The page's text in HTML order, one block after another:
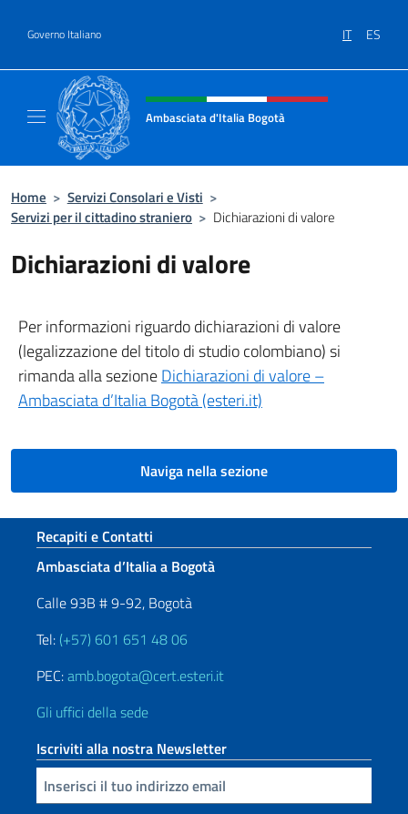
Governo Italiano IT ES
Intestazione sito, social e menù
Ambasciata d'Italia Bogotà
Home > Servizi Consolari e Visti >
Servizi per il cittadino straniero > Dichiarazioni di valore
Dichiarazioni di valore
Per informazioni riguardo dichiarazioni di valore
(legalizzazione del titolo di studio colombiano) si
rimanda alla sezioneDichiarazioni di valore –
Ambasciata d’Italia Bogotà (esteri.it)
Naviga nella sezione
Sezione footer
Recapiti e Contatti
Ambasciata d’Italia a Bogotà
Calle 93B # 9-92, Bogotà
Tel: (+57) 601 651 48 06
PEC:amb.bogota@cert.esteri.it
Gli uffici della sede
Iscriviti alla nostra Newsletter
Inserisci la tua email